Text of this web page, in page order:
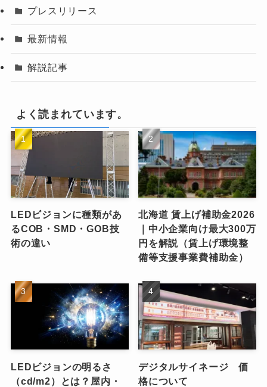
プレスリリース
最新情報
解説記事
よく読まれています。
LEDビジョンに種類があ
るCOB・SMD・GOB技
術の違い
北海道 賃上げ補助金2026
｜中小企業向け最大300万
円を解説（賃上げ環境整
備等支援事業費補助金）
LEDビジョンの明るさ
（cd/m2）とは？屋内・
デジタルサイネージ 価
格について